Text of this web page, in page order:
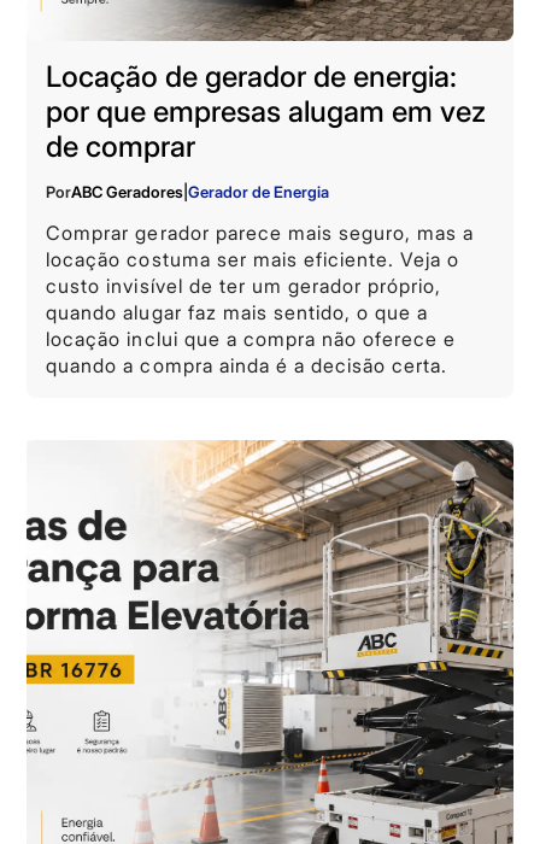
Locação de gerador de energia:
por que empresas alugam em vez
de comprar
PorABC Geradores |Gerador de Energia
Comprar gerador parece mais seguro, mas a
locação costuma ser mais eficiente. Veja o
custo invisível de ter um gerador próprio,
quando alugar faz mais sentido, o que a
locação inclui que a compra não oferece e
quando a compra ainda é a decisão certa.